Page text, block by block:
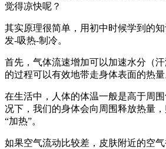
觉得凉快呢？
其实原理很简单，用初中时候学到的
发-吸热-制冷。
首先，气体流速增加可以加速水分（
的过程可以有效地带走身体表面的热量
在生活中，人体的体温一般是高于周
况下，我们的身体会向周围释放热量
“加热”。
如果空气流动比较差，皮肤附近的空